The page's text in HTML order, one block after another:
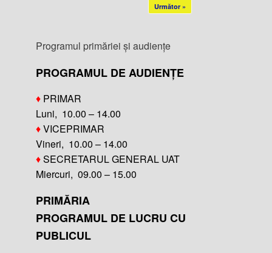
Următor »
Programul primăriei și audiențe
PROGRAMUL DE AUDIENȚE
♦ PRIMAR
Luni, 10.00 – 14.00
♦VICEPRIMAR
Vineri, 10.00 – 14.00
♦SECRETARUL GENERAL UAT
Miercuri, 09.00 – 15.00
PRIMĂRIA
PROGRAMUL DE LUCRU CU
PUBLICUL